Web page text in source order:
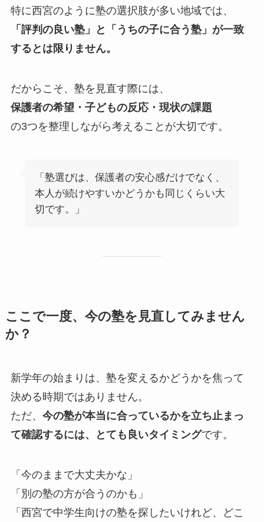
特に西宮のように塾の選択肢が多い地域では、
「評判の良い塾」と「うちの子に合う塾」が一致
するとは限りません。
だからこそ、塾を見直す際には、
保護者の希望・子どもの反応・現状の課題
の3つを整理しながら考えることが大切です。
「塾選びは、保護者の安心感だけでなく、
本人が続けやすいかどうかも同じくらい大
切です。」
ここで一度、今の塾を見直してみません
か？
新学年の始まりは、塾を変えるかどうかを焦って
決める時期ではありません。
ただ、 今の塾が本当に合っているかを立ち止まっ
て確認するには、とても良いタイミングです。
「今のままで大丈夫かな」
「別の塾の方が合うのかも」
「西宮で中学生向けの塾を探したいけれど、どこ